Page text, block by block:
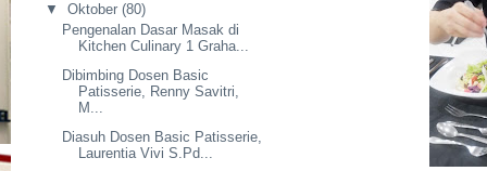
▼ Oktober (80)
Pengenalan Dasar Masak di
Kitchen Culinary 1 Graha...
Dibimbing Dosen Basic
Patisserie, Renny Savitri,
M...
Diasuh Dosen Basic Patisserie,
Laurentia Vivi S.Pd...